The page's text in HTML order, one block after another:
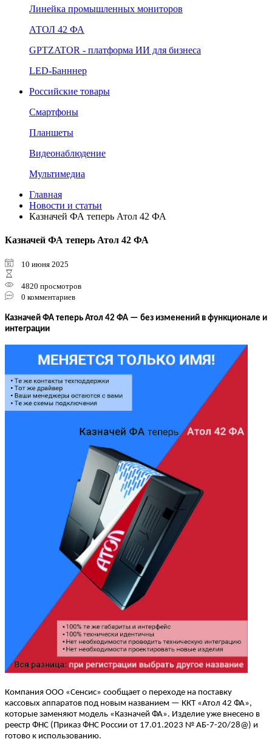
Линейка промышленных мониторов
АТОЛ 42 ФА
GPTZATOR - платформа ИИ для бизнеса
LED-Банннер
Российские товары
Смартфоны
Планшеты
Видеонаблюдение
Мультимедиа
Главная
Новости и статьи
Казначей ФА теперь Атол 42 ФА
Казначей ФА теперь Атол 42 ФА
10 июня 2025
4820 просмотров
0 комментариев
Казначей ФА теперь Атол 42 ФА — без изменений в функционале и
интеграции
Компания ООО «Сенсис» сообщает о переходе на поставку
кассовых аппаратов под новым названием — ККТ «Атол 42 ФА»,
которые заменяют модель «Казначей ФА». Изделие уже внесено в
реестр ФНС (Приказ ФНС России от 17.01.2023 № АБ-7-20/28@) и
готово к использованию.